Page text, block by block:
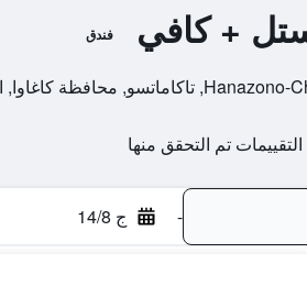
+ كافي فندق
- ج 14/8